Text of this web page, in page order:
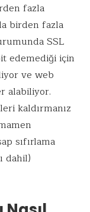
fazla
birden fazla
SSL
edemediği için
ve web
alabiliyor.
kaldırmanız
sıfırlama
dahil)